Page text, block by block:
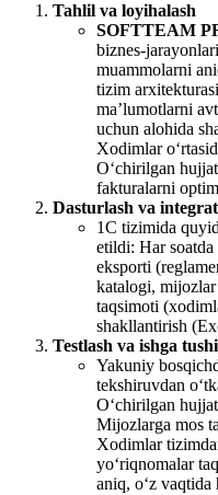
Tahlil va loyihalash
SOFTTEAM
biznes-
muammolarni
tizim
ma’lumotlarni
uchun alohida
Xodimlar
O‘chirilgan
fakturalarni
Dasturlash va
1C tizimida
etildi: Har
eksporti
katalogi,
taqsimoti
shakllantirish
Testlash va ishga
Yakuniy
tekshiruvdan
O‘chirilgan
Mijozlarga mos
Xodimlar
yo‘riqnomalar
aniq, o‘z